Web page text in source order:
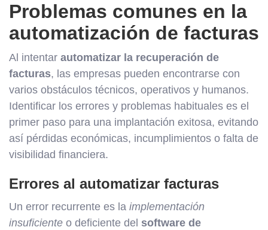
Problemas comunes en la
automatización de facturas
Al intentar automatizar la recuperación de
facturas, las empresas pueden encontrarse con
varios obstáculos técnicos, operativos y humanos.
Identificar los errores y problemas habituales es el
primer paso para una implantación exitosa, evitando
así pérdidas económicas, incumplimientos o falta de
visibilidad financiera.
Errores al automatizar facturas
Un error recurrente es la implementación
insuficiente o deficiente del software de